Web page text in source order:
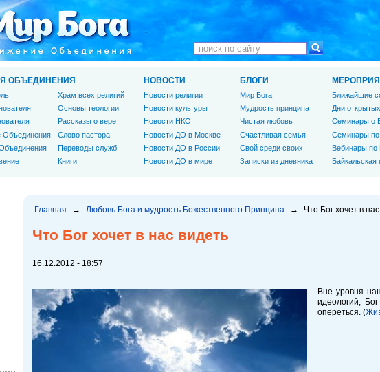
Главная → Любовь Бога и мудрость Божественного Принципа → Что Бог хочет в
Что Бог хочет в нас видеть
16.12.2012 - 18:57
Вне уровня
идеологий,
опереться. (
ОБЪЕДИНЕНИЯ
Объединения
Храм всех религий
Основы теологии
Рассказы о вере
Слово пастора
Переводы служб
Книги
НОВОСТИ
Новости религии
Новости культуры
Новости НКО
Новости ДО в Москве
Новости ДО в России
Новости ДО в мире
БЛОГИ
Мир Бога
Мудрость принципа
Чистая любовь
Счастливая семья
Свой среди своих
Записки из дневника
Ближайшие
Дни
Семинары о
Семинары
Вебинары по
Байкальская